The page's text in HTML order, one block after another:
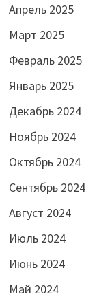
Апрель 2025
Март 2025
Февраль 2025
Январь 2025
Декабрь 2024
Ноябрь 2024
Октябрь 2024
Сентябрь 2024
Август 2024
Июль 2024
Июнь 2024
Май 2024